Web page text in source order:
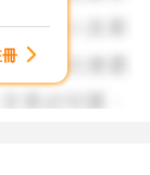
那就選擇早點離
沒必要去壓抑